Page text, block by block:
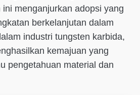
menganjurkan adopsi yang
berkelanjutan dalam
industri tungsten karbida,
kemajuan yang
pengetahuan material dan